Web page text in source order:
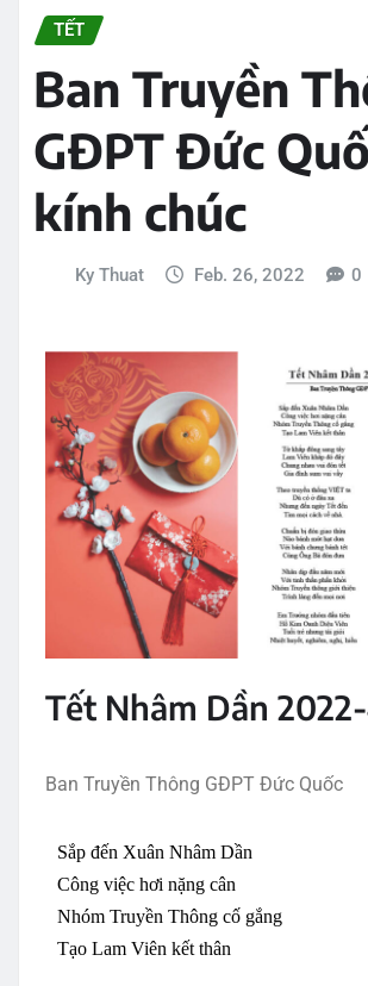
TẾT
Ban Truyền
GĐPT Đức
kính chúc
Ky Thuat Feb. 26, 2022 0
Tết Nhâm Dần
Ban Truyền Thông GĐPT Đức Quốc
Sắp đến Xuân Nhâm Dần
Công việc hơi nặng cân
Nhóm Truyền Thông cố gắng
Tạo Lam Viên kết thân